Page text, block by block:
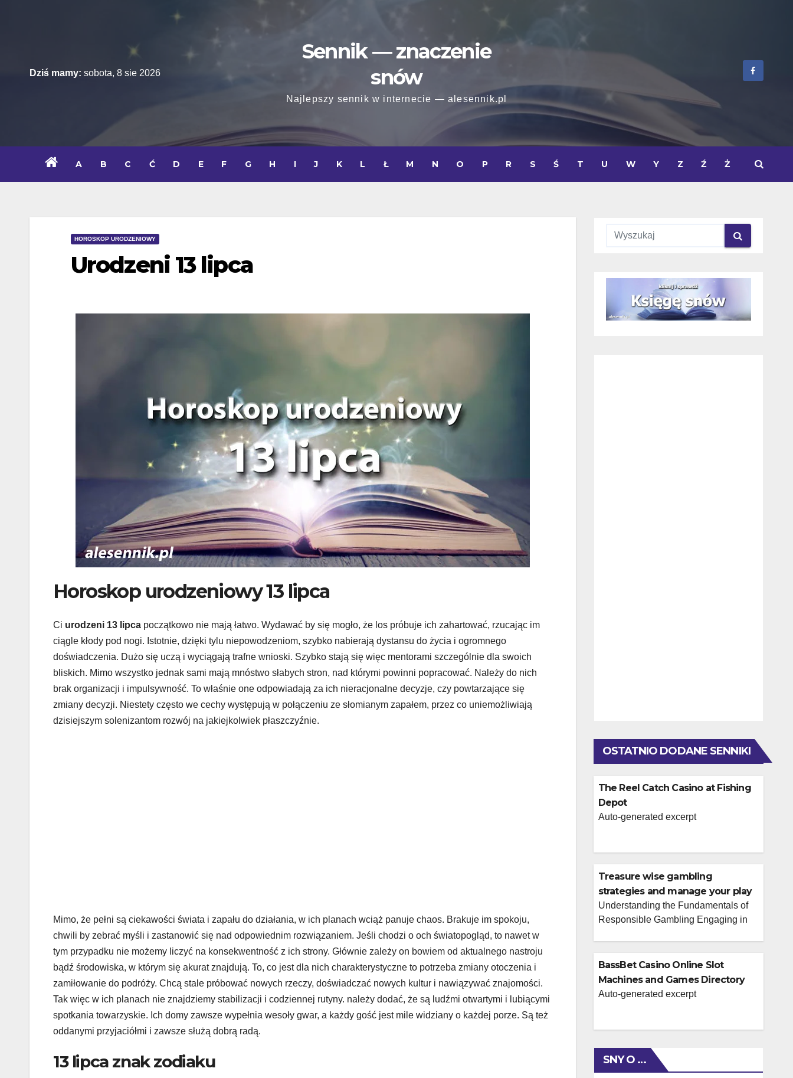
Dziś mamy: sobota, 8 sie 2026
Sennik — znaczenie
snów
Najlepszy sennik w internecie — alesennik.pl
A B C Ć D E F G H I J K L Ł M N O P R S Ś T U W Y Z Ź Ż
HOROSKOP URODZENIOWY
Urodzeni 13 lipca
Horoskop urodzeniowy 13 lipca
Ci urodzeni 13 lipca początkowo nie mają łatwo. Wydawać by się mogło, że los próbuje ich zahartować, rzucając im
ciągle kłody pod nogi. Istotnie, dzięki tylu niepowodzeniom, szybko nabierają dystansu do życia i ogromnego
doświadczenia. Dużo się uczą i wyciągają trafne wnioski. Szybko stają się więc mentorami szczególnie dla swoich
bliskich. Mimo wszystko jednak sami mają mnóstwo słabych stron, nad którymi powinni popracować. Należy do nich
brak organizacji i impulsywność. To właśnie one odpowiadają za ich nieracjonalne decyzje, czy powtarzające się
zmiany decyzji. Niestety często we cechy występują w połączeniu ze słomianym zapałem, przez co uniemożliwiają
dzisiejszym solenizantom rozwój na jakiejkolwiek płaszczyźnie.
Mimo, że pełni są ciekawości świata i zapału do działania, w ich planach wciąż panuje chaos. Brakuje im spokoju,
chwili by zebrać myśli i zastanowić się nad odpowiednim rozwiązaniem. Jeśli chodzi o och światopogląd, to nawet w
tym przypadku nie możemy liczyć na konsekwentność z ich strony. Głównie zależy on bowiem od aktualnego nastroju
bądź środowiska, w którym się akurat znajdują. To, co jest dla nich charakterystyczne to potrzeba zmiany otoczenia i
zamiłowanie do podróży. Chcą stale próbować nowych rzeczy, doświadczać nowych kultur i nawiązywać znajomości.
Tak więc w ich planach nie znajdziemy stabilizacji i codziennej rutyny. należy dodać, że są ludźmi otwartymi i lubiącymi
spotkania towarzyskie. Ich domy zawsze wypełnia wesoły gwar, a każdy gość jest mile widziany o każdej porze. Są też
oddanymi przyjaciółmi i zawsze służą dobrą radą.
13 lipca znak zodiaku
OSTATNIO DODANE SENNIKI
The Reel Catch Casino at Fishing
Depot
Auto-generated excerpt
Treasure wise gambling
strategies and manage your play
at waliya bet.
Understanding the Fundamentals of
Responsible Gambling Engaging in
approach it with a responsible
mindset. Wise gambling strategies
begin with understanding the inherent
guaranteed and that losses are a
possibility. Setting clear financial limits
[…]
BassBet Casino Online Slot
Machines and Games Directory
Auto-generated excerpt
SNY O …